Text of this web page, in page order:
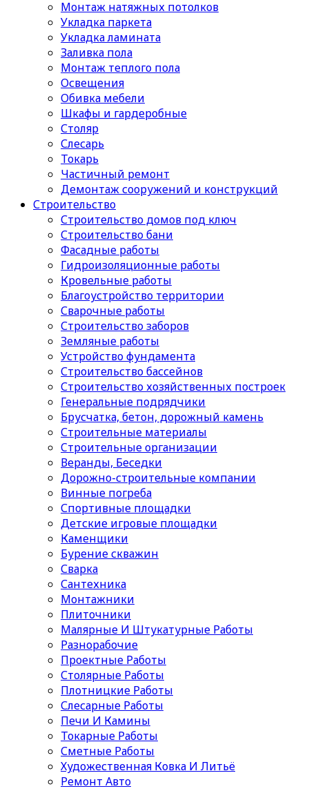
Монтаж натяжных потолков
Укладка паркета
Укладка ламината
Заливка пола
Монтаж теплого пола
Освещения
Обивка мебели
Шкафы и гардеробные
Столяр
Слесарь
Токарь
Частичный ремонт
Демонтаж сооружений и конструкций
Строительство
Строительство домов под ключ
Строительство бани
Фасадные работы
Гидроизоляционные работы
Кровельные работы
Благоустройство территории
Сварочные работы
Строительство заборов
Земляные работы
Устройство фундамента
Строительство бассейнов
Строительство хозяйственных построек
Генеральные подрядчики
Брусчатка, бетон, дорожный камень
Строительные материалы
Cтроительные организации
Веранды, Беседки
Дорожно-строительные компании
Винные погреба
Спортивные площадки
Детские игровые площадки
Каменщики
Бурение скважин
Сварка
Сантехника
Монтажники
Плиточники
Малярные И Штукатурные Работы
Разнорабочие
Проектные Работы
Столярные Работы
Плотницкие Работы
Слесарные Работы
Печи И Камины
Токарные Работы
Сметные Работы
Художественная Ковка И Литьё
Ремонт Авто